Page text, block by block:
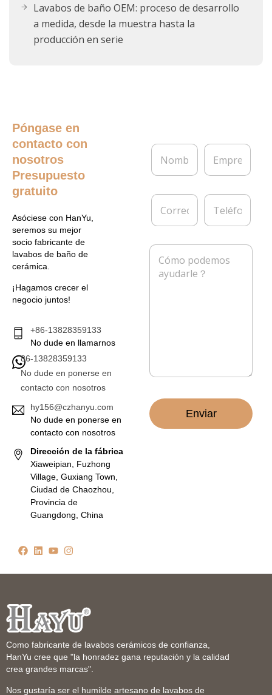
Lavabos de baño OEM: proceso de desarrollo
a medida, desde la muestra hasta la
producción en serie
Póngase en
contacto con
nosotros
Presupuesto
gratuito
Asóciese con HanYu,
seremos su mejor
socio fabricante de
lavabos de baño de
cerámica.
¡Hagamos crecer el
negocio juntos!
+86-13828359133
No dude en llamarnos
86-13828359133
No dude en ponerse en
contacto con nosotros
hy156@czhanyu.com
No dude en ponerse en
contacto con nosotros
Dirección de la fábrica
Xiaweipian, Fuzhong
Village, Guxiang Town,
Ciudad de Chaozhou,
Provincia de
Guangdong, China
N
m
r
E
p
e
C
r
e
c
T
l
f
o
n
M
Enviar
Como fabricante de lavabos cerámicos de confianza,
HanYu cree que "la honradez gana reputación y la calidad
crea grandes marcas".
Nos gustaría ser el humilde artesano de lavabos de